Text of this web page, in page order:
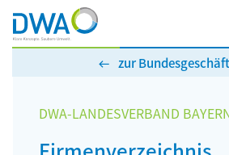
zur
DWA-LANDESVERBAND